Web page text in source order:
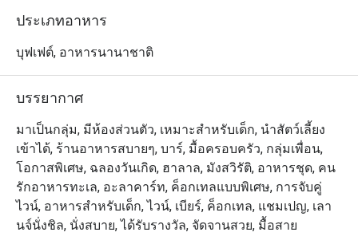
ตลอดเวลา คุณจะรู้สึกผ่อนคลาย และมีความสุขตั้งแต่ก้าว
นั่งสบาย ระบบแสงไฟอ่อนๆ ให้ความรู้สึกนุ่มนวล แกลเลอรี่
เลิศจากพนักงานของเรา เดอะ ลิฟวิ่ง รูมจึงเป็นสถานที่ๆ
เหมาะสมที่สุดเพื่อการพักผ่อนกับคนรู้ใจ หรือสังสรรค์กับ
ประเภทอาหาร
บุฟเฟต์, อาหารนานาชาติ
บรรยากาศ
มาเป็นกลุ่ม, มีห้องส่วนตัว, เหมาะสำหรับเด็ก, นำสัตว์เลี้ยง
เข้าได้, ร้านอาหารสบายๆ, บาร์, มื้อครอบครัว, กลุ่มเพื่อน,
โอกาสพิเศษ, ฉลองวันเกิด, ฮาลาล, มังสวิรัติ, อาหารชุด, คน
รักอาหารทะเล, อะลาคาร์ท, ค็อกเทลแบบพิเศษ, การจับคู่
ไวน์, อาหารสำหรับเด็ก, ไวน์, เบียร์, ค็อกเทล, แชมเปญ, เลา
นจ์นั่งชิล, นั่งสบาย, ได้รับรางวัล, จัดจานสวย, มื้อสาย